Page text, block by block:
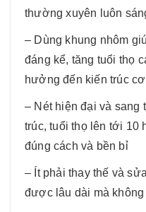
thường xuyên luôn
– Dùng khung nhôm
đáng kể, tăng tuổi thọ
hưởng đến kiến trúc
– Nét hiện đại và sang
trúc, tuổi thọ lên tới 10
đúng cách và bền bỉ
– Ít phải thay thế và
được lâu dài mà